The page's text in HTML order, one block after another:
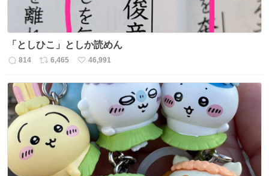
「としひこ」としか読めん
返
数
814
リ
ス
ト
数
6,465
い
ね
数
46,991